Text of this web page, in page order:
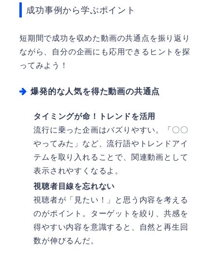
成功事例から学ぶポイント
短期間で成功を収めた動画の共通点を振り返り
ながら、自分の企画にも応用できるヒントを探
ってみよう！
爆発的な人気を得た動画の共通点
タイミングが命！トレンドを活用
流行に乗った企画はバズりやすい。「〇〇
やってみた」など、流行語やトレンドアイ
テムを取り入れることで、関連動画として
表示されやすくなるよ。
視聴者目線を忘れない
視聴者が「見たい！」と思う内容を考える
のがポイント。ターゲットを絞り、共感を
得やすい内容を意識すると、自然と再生回
数が伸びるんだ。